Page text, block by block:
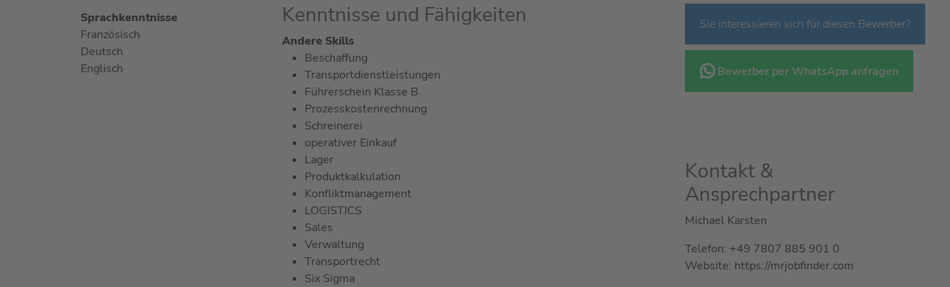
Sprachkenntnisse
Französisch
Deutsch
Englisch
Kenntnisse und Fähigkeiten
Andere Skills
Beschaffung
Transportdienstleistungen
Führerschein Klasse B
Prozesskostenrechnung
Schreinerei
operativer Einkauf
Lager
Produktkalkulation
Konfliktmanagement
LOGISTICS
Sales
Verwaltung
Transportrecht
Six Sigma
Sie interessieren sich für diesen Bewerber?
Bewerber per WhatsApp anfragen
Kontakt &
Ansprechpartner
Michael Karsten
Telefon: +49 7807 885 901 0
Website: https://mrjobfinder.com